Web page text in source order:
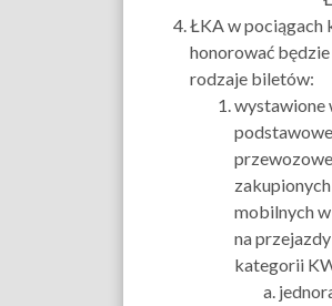
ŁKA w pociągach
honorować
rodzaje biletów:
wystawione
mobilnych
na
kategorii